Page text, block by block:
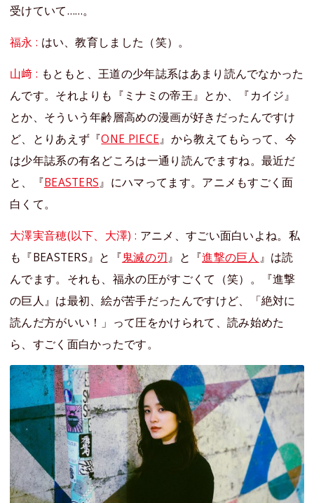
受けていて……。
福永 : はい、教育しました（笑）。
山﨑 : もともと、王道の少年誌系はあまり読んでなかった
んです。それよりも『ミナミの帝王』とか、『カイジ』
とか、そういう年齢層高めの漫画が好きだったんですけ
ど、とりあえず『ONE PIECE』から教えてもらって、今
は少年誌系の有名どころは一通り読んでますね。最近だ
と、『BEASTERS』にハマってます。アニメもすごく面
白くて。
大澤実音穂(以下、大澤) : アニメ、すごい面白いよね。私
も『BEASTERS』と『鬼滅の刃』と『進撃の巨人 』は読
んでます。それも、福永の圧がすごくて（笑）。『進撃
の巨人』は最初、絵が苦手だったんですけど、「絶対に
読んだ方がいい！」って圧をかけられて、読み始めた
ら、すごく面白かったです。